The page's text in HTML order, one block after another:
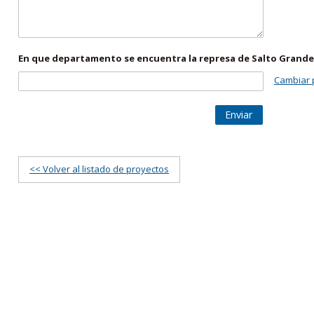
En que departamento se encuentra la represa de Salto
Cambiar
Enviar
<< Volver al listado de proyectos